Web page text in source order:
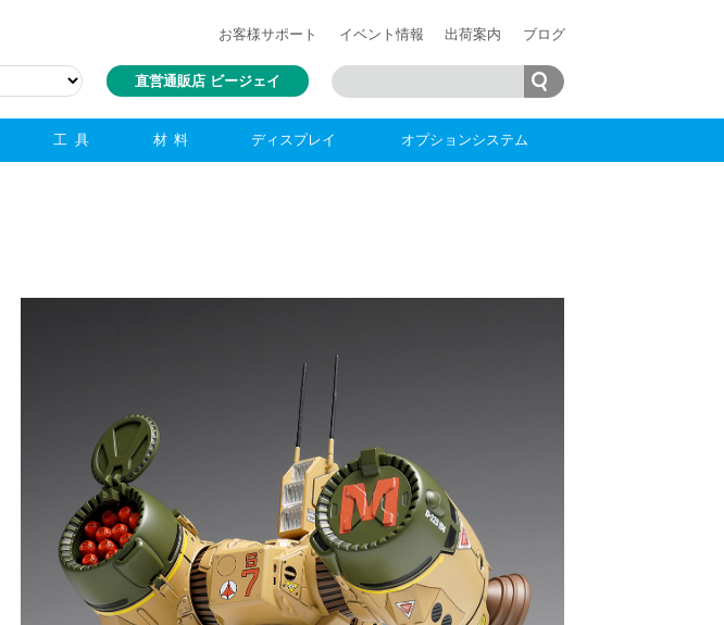
お客様サポート イベント情報 出荷案内 ブログ
直営通販店 ビージェイ
工具 材料 ディスプレイ オプションシステム